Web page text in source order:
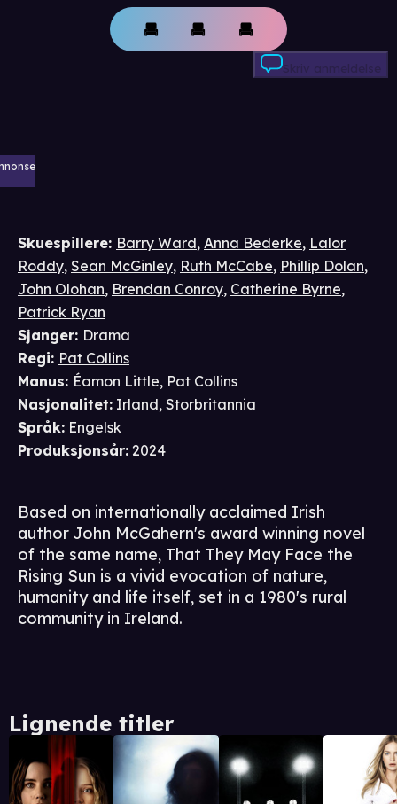
Skriv anmeldelse
Skuespillere: Barry Ward, Anna Bederke, Lalor
Roddy, Sean McGinley, Ruth McCabe, Phillip Dolan,
John Olohan, Brendan Conroy, Catherine Byrne,
Patrick Ryan
Sjanger: Drama
Regi: Pat Collins
Manus: Éamon Little, Pat Collins
Nasjonalitet: Irland, Storbritannia
Språk: Engelsk
Produksjonsår: 2024
Based on internationally acclaimed Irish
author John McGahern's award winning novel
of the same name, That They May Face the
Rising Sun is a vivid evocation of nature,
humanity and life itself, set in a 1980's rural
community in Ireland.
Lignende titler